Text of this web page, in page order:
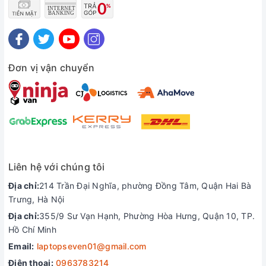
Máy được trang bị viên Pin 6 Cell, do đó thời lượng sử dụng
trung bình 3-4 giờ đối với các tác vụ văn phòng hàng ngày.
Đơn vị vận chuyển
Liên hệ với chúng tôi
Địa chỉ:214 Trần Đại Nghĩa, phường Đồng Tâm, Quận Hai Bà
Trưng, Hà Nội
Địa chỉ:355/9 Sư Vạn Hạnh, Phường Hòa Hưng, Quận 10, TP.
Hồ Chí Minh
Email: laptopseven01@gmail.com
Điện thoại: 0963783214